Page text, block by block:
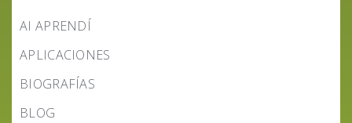
AI APRENDÍ
APLICACIONES
BIOGRAFÍAS
BLOG